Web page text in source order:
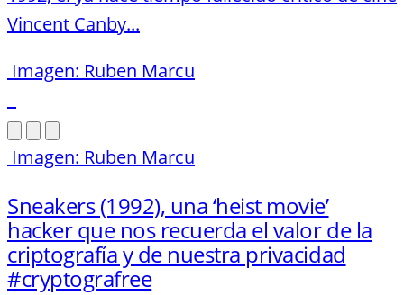
Vincent Canby...
Imagen: Ruben Marcu
Imagen: Ruben Marcu
Sneakers (1992), una ‘heist movie’
hacker que nos recuerda el valor de la
criptografía y de nuestra privacidad
#cryptografree